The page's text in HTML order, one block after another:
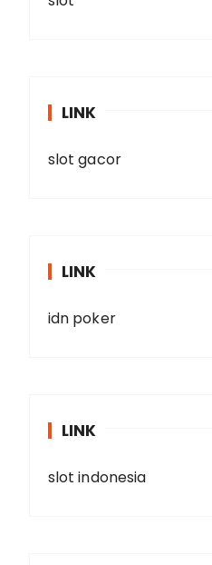
LINK
slot gacor
LINK
idn poker
LINK
slot indonesia